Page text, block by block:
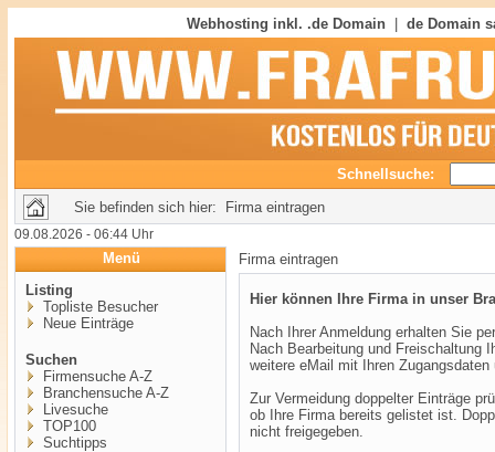
Webhosting inkl. .de Domain de Domain
Schnellsuche:
Sie befinden sich hier: Firma eintragen
09.08.2026 - 06:44 Uhr
Menü
Listing
Topliste Besucher
Neue Einträge
Suchen
Firmensuche A-Z
Branchensuche A-Z
Livesuche
TOP100
Suchtipps
Firma eintragen
Hier können Ihre Firma in unser
Nach Ihrer Anmeldung erhalten Sie
Nach Bearbeitung und Freischaltung
weitere eMail mit Ihren
Zur Vermeidung doppelter Einträge
ob Ihre Firma bereits gelistet ist.
nicht freigegeben.